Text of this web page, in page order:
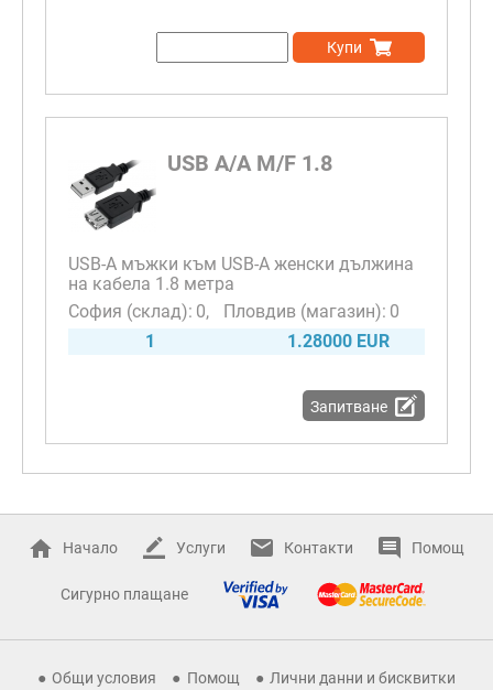
Купи
USB A/A M/F 1.8
USB-A мъжки към USB-A женски дължина
на кабела 1.8 метра
0
0
1
1.28000 EUR
Запитване
Начало Услуги Контакти Помощ
Сигурно плащане
Общи условия Помощ Лични данни и бисквитки